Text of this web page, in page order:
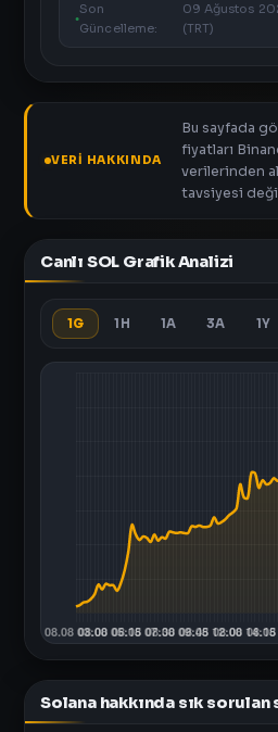
Son
Güncelleme:
09 Ağustos
(TRT)
VERI HAKKINDA
Bu sayfada
fiyatları
verilerinden
tavsiyesi
Canlı SOL Grafik Analizi
1G 1H 1A 3A 1Y
Solana hakkında sık